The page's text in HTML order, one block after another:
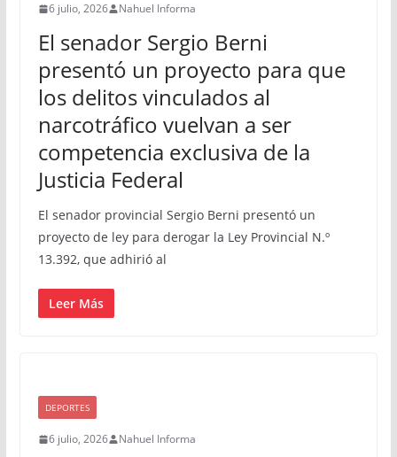
6 julio, 2026 Nahuel Informa
El senador Sergio Berni
presentó un proyecto para que
los delitos vinculados al
narcotráfico vuelvan a ser
competencia exclusiva de la
Justicia Federal
El senador provincial Sergio Berni presentó un
proyecto de ley para derogar la Ley Provincial N.º
13.392, que adhirió al
Leer Más
DEPORTES
6 julio, 2026 Nahuel Informa